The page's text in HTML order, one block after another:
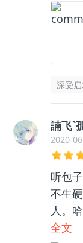
深受
諵飞`
2020-
听包
不生
人。
的课
全文